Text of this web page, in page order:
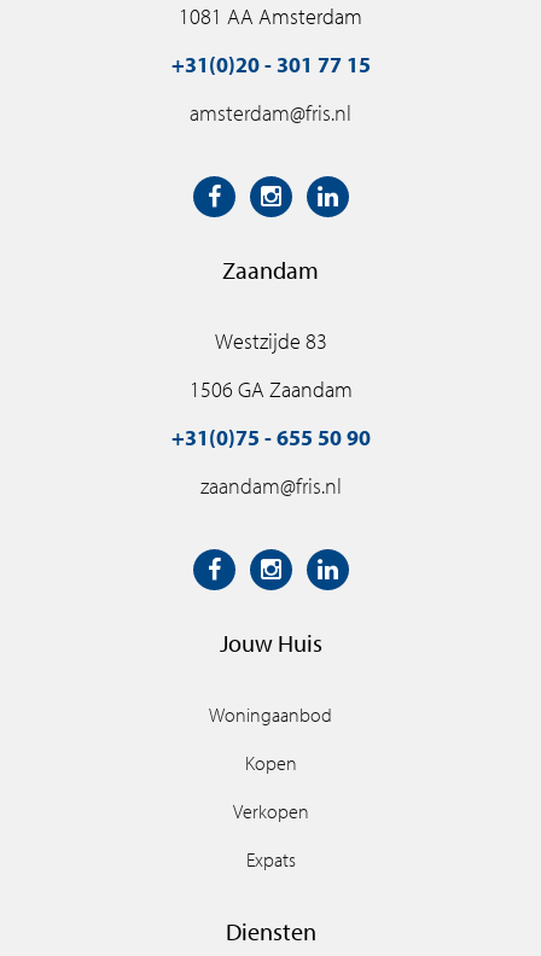
1081 AA Amsterdam
+31(0)20 - 301 77 15
amsterdam@fris.nl
Zaandam
Westzijde 83
1506 GA Zaandam
+31(0)75 - 655 50 90
zaandam@fris.nl
Jouw Huis
Woningaanbod
Kopen
Verkopen
Expats
Diensten